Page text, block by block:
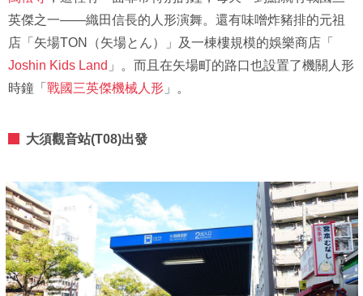
英傑之一——織田信長的人形演舞。還有味噌炸豬排的元祖
店「矢場TON（矢場とん）」及一棟樓規模的娛樂商店「
Joshin Kids Land 」。而且在矢場町的路口也設置了機關人形
時鐘「 戰國三英傑機械人形 」。
大須觀音站(T08)出發